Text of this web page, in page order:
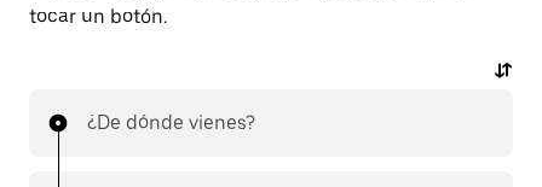
tocar un botón.
¿De dónde vienes?